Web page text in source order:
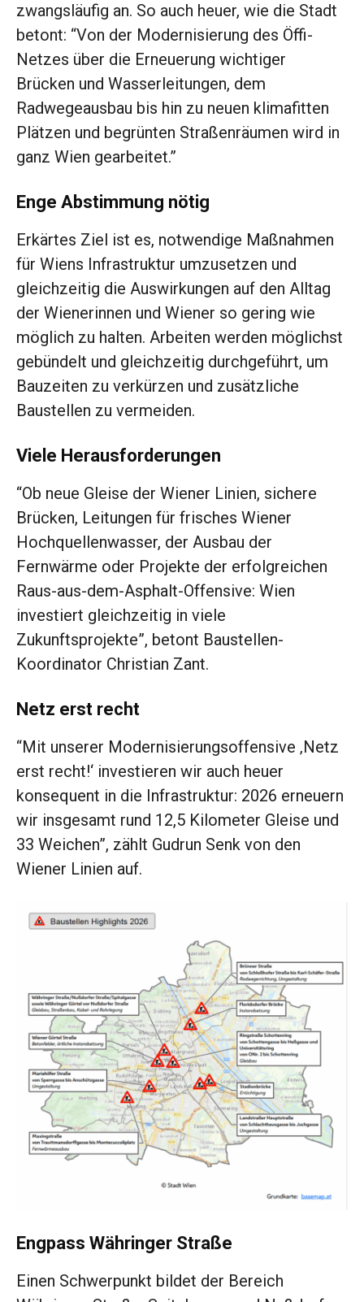
zwangsläufig an. So auch heuer, wie die Stadt
betont: “Von der Modernisierung des Öffi-
Netzes über die Erneuerung wichtiger
Brücken und Wasserleitungen, dem
Radwegeausbau bis hin zu neuen klimafitten
Plätzen und begrünten Straßenräumen wird in
ganz Wien gearbeitet.”
Enge Abstimmung nötig
Erkärtes Ziel ist es, notwendige Maßnahmen
für Wiens Infrastruktur umzusetzen und
gleichzeitig die Auswirkungen auf den Alltag
der Wienerinnen und Wiener so gering wie
möglich zu halten. Arbeiten werden möglichst
gebündelt und gleichzeitig durchgeführt, um
Bauzeiten zu verkürzen und zusätzliche
Baustellen zu vermeiden.
Viele Herausforderungen
“Ob neue Gleise der Wiener Linien, sichere
Brücken, Leitungen für frisches Wiener
Hochquellenwasser, der Ausbau der
Fernwärme oder Projekte der erfolgreichen
Raus-aus-dem-Asphalt-Offensive: Wien
investiert gleichzeitig in viele
Zukunftsprojekte”, betont Baustellen-
Koordinator Christian Zant.
Netz erst recht
“Mit unserer Modernisierungsoffensive ‚Netz
erst recht!‘ investieren wir auch heuer
konsequent in die Infrastruktur: 2026 erneuern
wir insgesamt rund 12,5 Kilometer Gleise und
33 Weichen”, zählt Gudrun Senk von den
Wiener Linien auf.
Engpass Währinger Straße
Einen Schwerpunkt bildet der Bereich